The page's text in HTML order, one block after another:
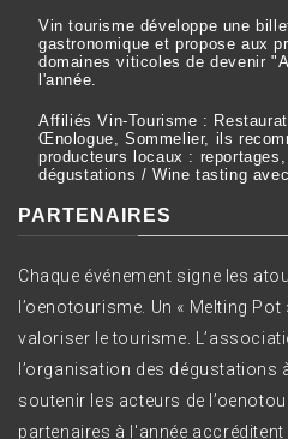
Vin tourisme développe une
gastronomique et propose aux
domaines viticoles de devenir
l'année.
Affiliés Vin-Tourisme :
Œnologue, Sommelier, ils
producteurs locaux :
dégustations / Wine tasting
PARTENAIRES
Chaque événement signe les
l’oenotourisme. Un « Melting
valoriser le tourisme.
l’organisation des dégustations
soutenir les acteurs de
partenaires à l'année